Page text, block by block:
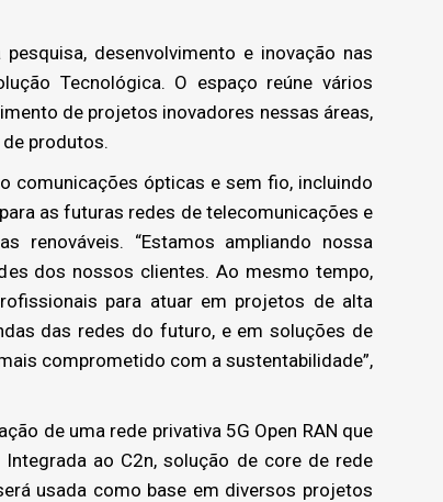
desenvolvimento e inovação nas
Tecnológica. O espaço reúne vários
de projetos inovadores nessas áreas,
produtos.
comunicações ópticas e sem fio, incluindo
as futuras redes de telecomunicações e
renováveis. “Estamos ampliando nossa
dos nossos clientes. Ao mesmo tempo,
para atuar em projetos de alta
das redes do futuro, e em soluções de
comprometido com a sustentabilidade”,
de uma rede privativa 5G Open RAN que
ao C2n, solução de core de rede
usada como base em diversos projetos